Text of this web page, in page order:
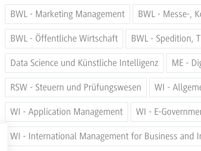
BWL - Marketing Management BWL - Messe-,
BWL - Öffentliche Wirtschaft BWL - Spedition,
Data Science und Künstliche Intelligenz ME -
RSW - Steuern und Prüfungswesen WI -
WI - Application Management WI - E-
WI - International Management for Business and